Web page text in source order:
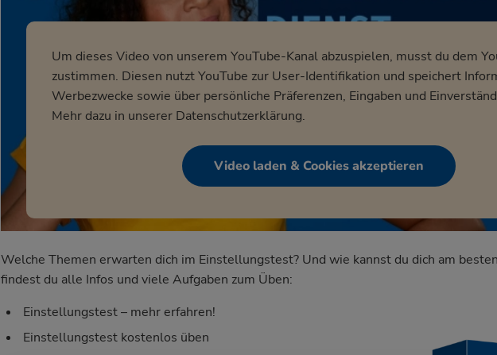
Um dieses Video von unserem YouTube-Kanal abzuspielen, musst du dem
zustimmen. Diesen nutzt YouTube zur User-Identifikation und speichert
Werbezwecke sowie über persönliche Präferenzen, Eingaben und
Mehr dazu in unserer Datenschutzerklärung.
Video laden & Cookies akzeptieren
Welche Themen erwarten dich im Einstellungstest? Und wie kannst du dich am
findest du alle Infos und viele Aufgaben zum Üben:
Einstellungstest – mehr erfahren!
Einstellungstest kostenlos üben